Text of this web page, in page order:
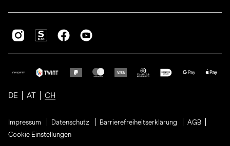
DE AT CH
Impressum Datenschutz Barrierefreiheitserklärung
AGB
Cookie Einstellungen